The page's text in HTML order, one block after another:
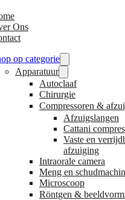
Ons
op categorie
Apparatuur
Autoclaaf
Chirurgie
Compressoren &
Afzuigslangen
Cattani
Vaste en
afzuiging
Intraorale camera
Meng en
Microscoop
Röntgen &